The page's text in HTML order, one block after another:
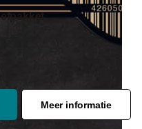
Meer informatie